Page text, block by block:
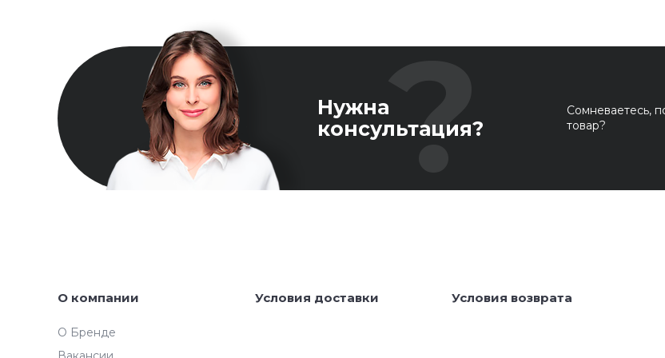
Нужна
консультация?
Сомневаетесь,
товар?
О компании
О Бренде
Условия доставки Условия возврата